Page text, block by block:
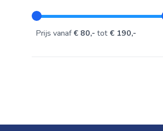
Prijs vanaf€ 80,- tot € 190,-